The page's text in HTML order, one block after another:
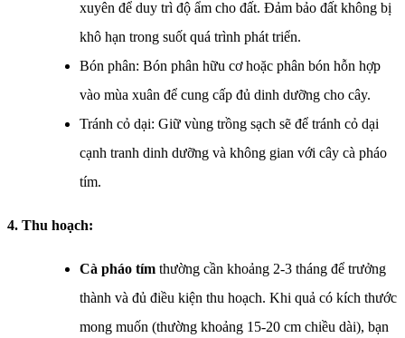
xuyên để duy trì độ ẩm cho đất. Đảm bảo đất không bị
khô hạn trong suốt quá trình phát triển.
Bón phân: Bón phân hữu cơ hoặc phân bón hỗn hợp
vào mùa xuân để cung cấp đủ dinh dưỡng cho cây.
Tránh cỏ dại: Giữ vùng trồng sạch sẽ để tránh cỏ dại
cạnh tranh dinh dưỡng và không gian với cây cà pháo
tím.
4. Thu hoạch:
Cà pháo tím thường cần khoảng 2-3 tháng để trưởng
thành và đủ điều kiện thu hoạch. Khi quả có kích thước
mong muốn (thường khoảng 15-20 cm chiều dài), bạn